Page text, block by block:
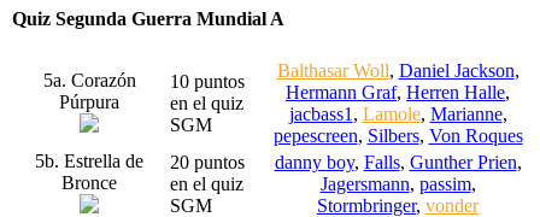
Quiz Segunda Guerra Mundial A
5a. Corazón
Púrpura
10 puntos
en el quiz
SGM
Balthasar Woll, Daniel Jackson,
Hermann Graf, Herren Halle,
jacbass1 , Lamole, Marianne,
pepescreen, Silbers, Von Roques
5b. Estrella de
Bronce
20 puntos
en el quiz
SGM
danny boy, Falls, Gunther Prien,
Jagersmann, passim,
Stormbringer, vonder